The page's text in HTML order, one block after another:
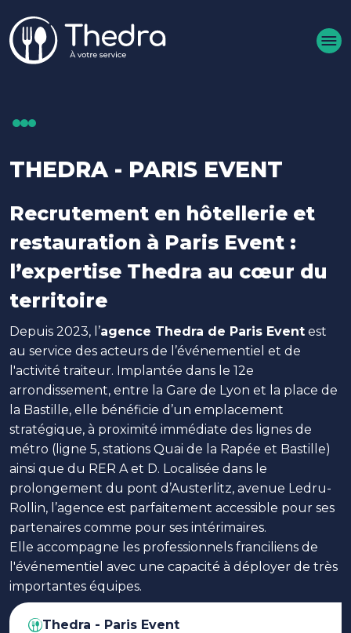
THEDRA - PARIS EVENT
Recrutement en hôtellerie et
restauration à Paris Event :
l’expertise Thedra au cœur du
territoire
Depuis 2023, l’agence Thedra de Paris Event est
au service des acteurs de l’événementiel et de
l'activité traiteur. Implantée dans le 12e
arrondissement, entre la Gare de Lyon et la place de
la Bastille, elle bénéficie d’un emplacement
stratégique, à proximité immédiate des lignes de
métro (ligne 5, stations Quai de la Rapée et Bastille)
ainsi que du RER A et D. Localisée dans le
prolongement du pont d’Austerlitz, avenue Ledru-
Rollin, l’agence est parfaitement accessible pour ses
partenaires comme pour ses intérimaires.
Elle accompagne les professionnels franciliens de
l'événementiel avec une capacité à déployer de très
importantes équipes.
Thedra - Paris Event